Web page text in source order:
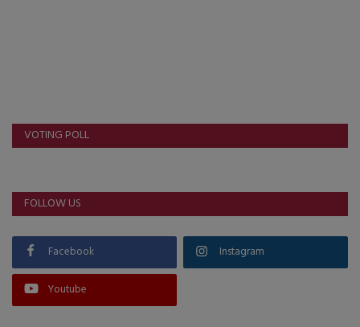
VOTING POLL
FOLLOW US
Facebook Instagram
Youtube